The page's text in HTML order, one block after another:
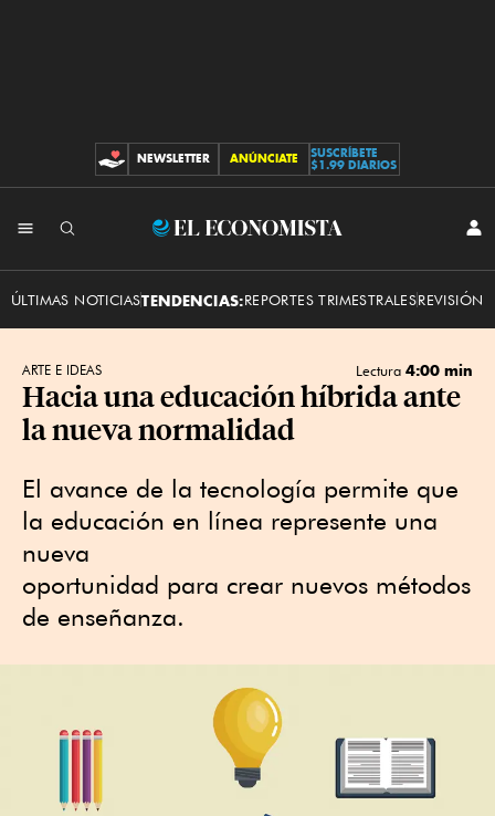
CONTRIBUCIONES
NEWSLETTER ANÚNCIATE
SUSCRÍBETE
$1.99 DIARIOS
El
ÚLTIMAS NOTICIASTENDENCIAS:REPORTES TRIMESTRALESREVISIÓN
ARTE E IDEAS Lectura 4:00 min
Hacia una educación híbrida ante
la nueva normalidad
El avance de la tecnología permite que
la educación en línea represente una
nueva
oportunidad para crear nuevos métodos
de enseñanza.